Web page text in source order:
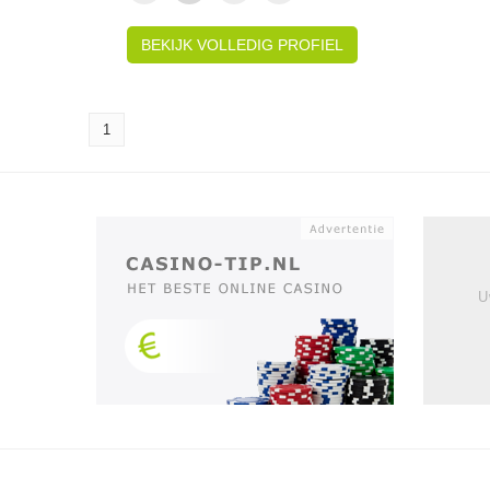
BEKIJK VOLLEDIG PROFIEL
1